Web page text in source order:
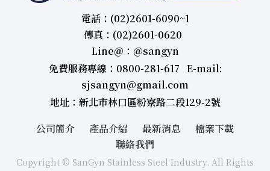
電話：(02)2601-6090~1
傳真：(02)2601-0620
Line＠：＠sangyn
免費服務專線：0800-281-617 E-mail:
sjsangyn@gmail.com
地址：新北市林口區粉寮路二段129-2號
公司簡介
產品介紹 最新消息
檔案下載
聯絡我們
Copyright © SanGyn Stainless Steel Industry. All Rights